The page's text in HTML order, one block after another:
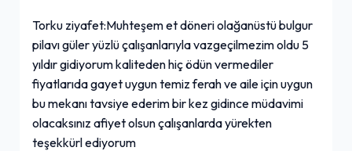
Torku ziyafet:Muhteşem et döneri olağanüstü bulgur
pilavı güler yüzlü çalışanlarıyla vazgeçilmezim oldu 5
yıldır gidiyorum kaliteden hiç ödün vermediler
fiyatlarıda gayet uygun temiz ferah ve aile için uygun
bu mekanı tavsiye ederim bir kez gidince müdavimi
olacaksınız afiyet olsun çalışanlarda yürekten
teşekkürl ediyorum